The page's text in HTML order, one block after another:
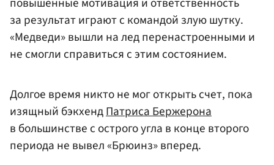
за результат играют с командой злую шутку.
«Медведи» вышли на лед перенастроенными и
не смогли справиться с этим состоянием.
Долгое время никто не мог открыть счет, пока
изящный бэкхендПатриса Бержерона
в большинстве с острого угла в конце второго
периода не вывел «Брюинз» вперед.